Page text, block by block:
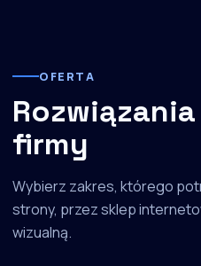
OFERTA
firmy
Wybierz zakres, którego
strony, przez sklep
wizualną.